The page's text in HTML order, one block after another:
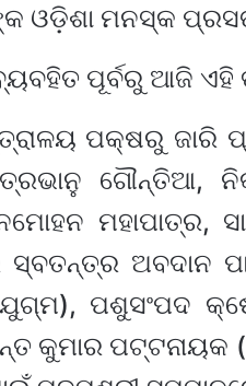
ଓଡ଼ିଶା ମନସ୍କ
ପୂର୍ବରୁ ଆଜି ଏହି
ପକ୍ଷରୁ ଜାରି
ଗୌନ୍ତିଆ,
ମହାପାତ୍ର,
ଅବଦାନ
ପଶୁସଂପଦ
କୁମାର ପଟ୍ଟନାୟକ